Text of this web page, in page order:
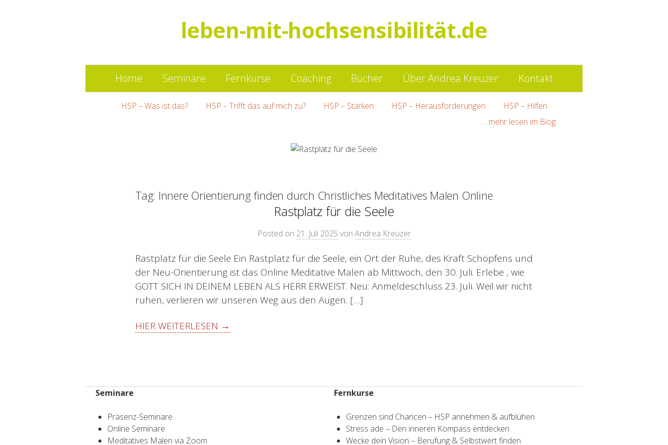
leben-mit-hochsensibilität.de
Springe
zum
Home Seminare Fernkurse Coaching Bücher Über Andrea Kreuzer Kontakt
HSP – Was ist das? HSP – Trifft das auf mich zu? HSP – Stärken HSP – Herausforderungen
HSP – Hilfen
… mehr lesen im Blog
Tag: Innere Orientierung finden durch Christliches Meditatives Malen Online
Rastplatz für die Seele
Posted on 21. Juli 2025 von Andrea Kreuzer
Rastplatz für die Seele Ein Rastplatz für die Seele, ein Ort der Ruhe, des Kraft Schöpfens und
der Neu-Orientierung ist das Online Meditative Malen ab Mittwoch, den 30. Juli. Erlebe , wie
GOTT SICH IN DEINEM LEBEN ALS HERR ERWEIST. Neu: Anmeldeschluss 23. Juli. Weil wir nicht
ruhen, verlieren wir unseren Weg aus den Augen. […]
HIER WEITERLESEN →
Fernkurse
Grenzen sind Chancen – HSP annehmen & aufblühen
Stress ade – Den inneren Kompass entdecken
Wecke dein Vision – Berufung & Selbstwert finden
Seminare
Präsenz-Seminare
Online Seminare
Meditatives Malen via Zoom